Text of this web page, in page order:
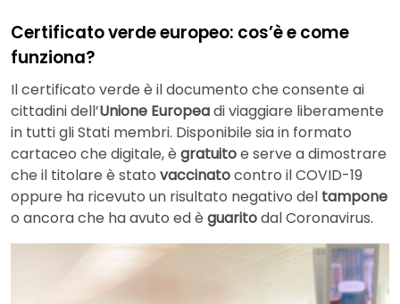
Certificato verde europeo: cos’è e come
funziona?
Il certificato verde è il documento che consente ai
cittadini dell’Unione Europeadi viaggiare liberamente
in tutti gli Stati membri. Disponibile sia in formato
cartaceo che digitale, è gratuitoe serve a dimostrare
che il titolare è stato vaccinatocontro il COVID-19
oppure ha ricevuto un risultato negativo del tampone
o ancora che ha avuto ed è guaritodal Coronavirus.